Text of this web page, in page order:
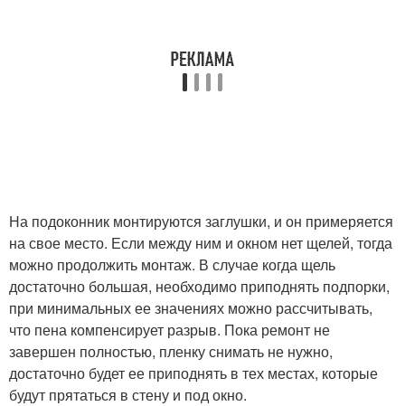
На подоконник монтируются заглушки, и он примеряется
на свое место. Если между ним и окном нет щелей, тогда
можно продолжить монтаж. В случае когда щель
достаточно большая, необходимо приподнять подпорки,
при минимальных ее значениях можно рассчитывать,
что пена компенсирует разрыв. Пока ремонт не
завершен полностью, пленку снимать не нужно,
достаточно будет ее приподнять в тех местах, которые
будут прятаться в стену и под окно.